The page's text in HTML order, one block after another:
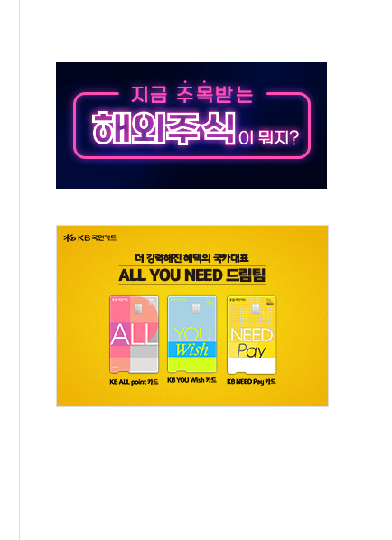
참석..."국제적 시민 연대로 목소리 내야"
10대 아들 체포
친 정청래…제주 연설서 신경전 고조